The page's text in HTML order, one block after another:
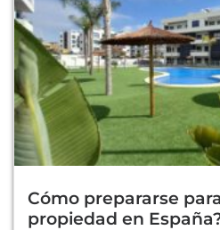
Cómo prepararse
propiedad en